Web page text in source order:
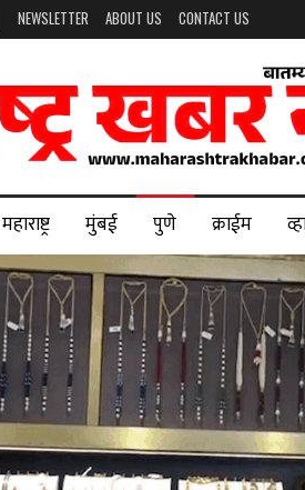
NEWSLETTER ABOUT US CONTACT US
महाराष्ट्र मुंबई पुणे क्राईम